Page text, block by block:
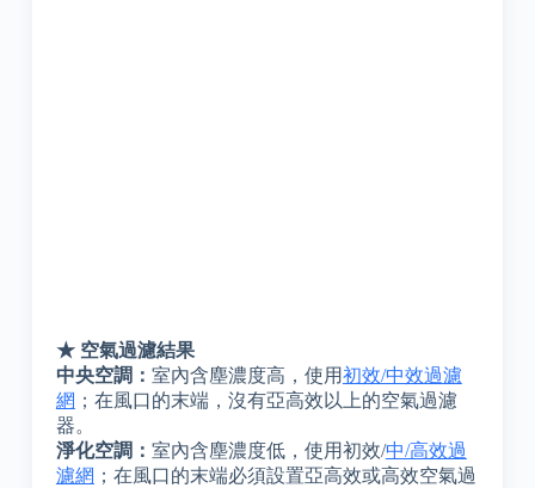
★ 空氣過濾結果
中央空調： 室內含塵濃度高，使用初效/中效過濾
網 ；在風口的末端，沒有亞高效以上的空氣過濾
器。
淨化空調： 室內含塵濃度低，使用初效/中/高效過
濾網 ；在風口的末端必須設置亞高效或高效空氣過